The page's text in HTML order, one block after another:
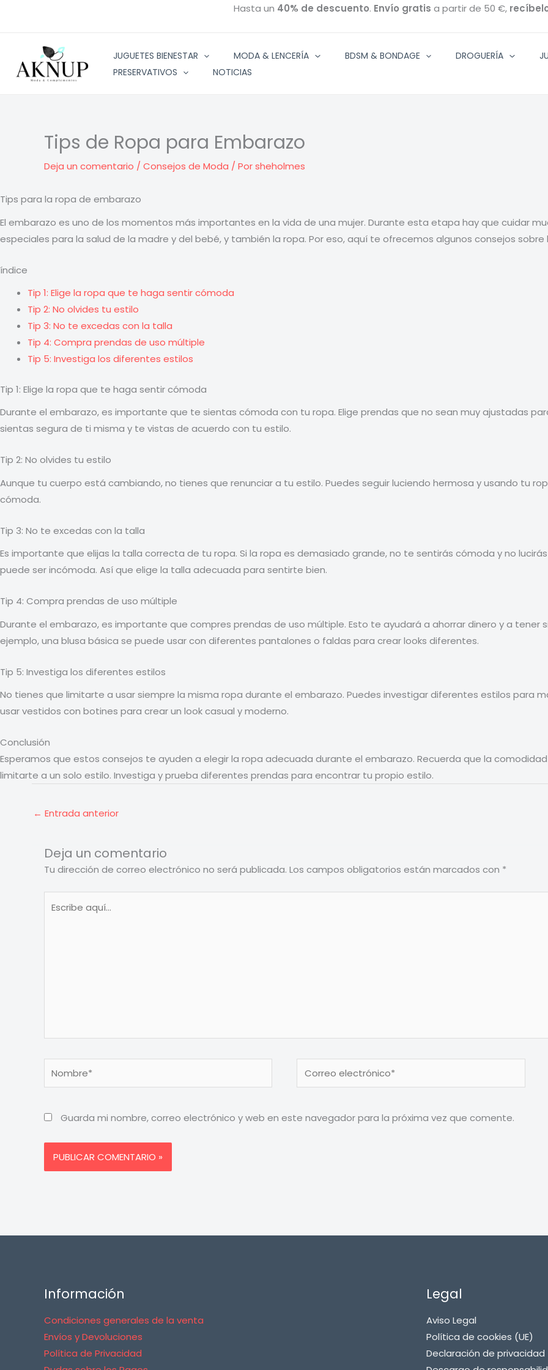
Hasta un 40% de descuento. Envío gratis a partir de 50 €,
JUGUETES BIENESTAR MODA & LENCERÍA BDSM & BONDAGE DROGUERÍA
PRESERVATIVOS
NOTICIAS
Tips de Ropa para Embarazo
Deja un comentario / Consejos de Moda / Porsheholmes
Tips para la ropa de embarazo
El embarazo es uno de los momentos más importantes en la vida de una mujer. Durante esta etapa hay que cuidar
especiales para la salud de la madre y del bebé, y también la ropa. Por eso, aquí te ofrecemos algunos consejos
índice
Tip 1: Elige la ropa que te haga sentir cómoda
Tip 2: No olvides tu estilo
Tip 3: No te excedas con la talla
Tip 4: Compra prendas de uso múltiple
Tip 5: Investiga los diferentes estilos
Tip 1: Elige la ropa que te haga sentir cómoda
Durante el embarazo, es importante que te sientas cómoda con tu ropa. Elige prendas que no sean muy ajustadas
sientas segura de ti misma y te vistas de acuerdo con tu estilo.
Tip 2: No olvides tu estilo
Aunque tu cuerpo está cambiando, no tienes que renunciar a tu estilo. Puedes seguir luciendo hermosa y usando tu
cómoda.
Tip 3: No te excedas con la talla
Es importante que elijas la talla correcta de tu ropa. Si la ropa es demasiado grande, no te sentirás cómoda y no
puede ser incómoda. Así que elige la talla adecuada para sentirte bien.
Tip 4: Compra prendas de uso múltiple
Durante el embarazo, es importante que compres prendas de uso múltiple. Esto te ayudará a ahorrar dinero y a tener
ejemplo, una blusa básica se puede usar con diferentes pantalones o faldas para crear looks diferentes.
Tip 5: Investiga los diferentes estilos
No tienes que limitarte a usar siempre la misma ropa durante el embarazo. Puedes investigar diferentes estilos para
usar vestidos con botines para crear un look casual y moderno.
Conclusión
Esperamos que estos consejos te ayuden a elegir la ropa adecuada durante el embarazo. Recuerda que la
limitarte a un solo estilo. Investiga y prueba diferentes prendas para encontrar tu propio estilo.
← Entrada anterior
Deja un comentario
Tu dirección de correo electrónico no será publicada. Los campos obligatorios están marcados con *
Guarda mi nombre, correo electrónico y web en este navegador para la próxima vez que comente.
Información
Condiciones generales de la venta
Envíos y Devoluciones
Política de Privacidad
Legal
Aviso Legal
Política de cookies (UE)
Declaración de privacidad